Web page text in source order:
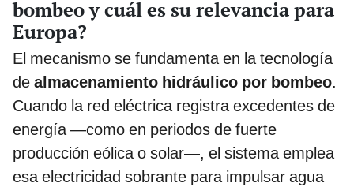
bombeo y cuál es su relevancia para
Europa?
El mecanismo se fundamenta en la tecnología
de almacenamiento hidráulico por bombeo.
Cuando la red eléctrica registra excedentes de
energía —como en periodos de fuerte
producción eólica o solar—, el sistema emplea
esa electricidad sobrante para impulsar agua